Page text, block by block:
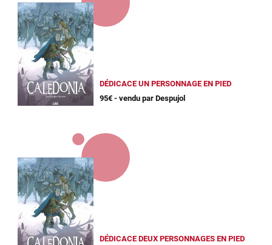
DÉDICACE UN PERSONNAGE EN PIED
95€ - vendu par Despujol
DÉDICACE DEUX PERSONNAGES EN PIED